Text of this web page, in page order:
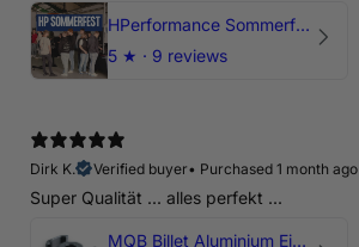
HPerformance Sommerfest 2026
5 ★ · 9 reviews
Dirk K.
Verified buyer• Purchased 1 month ago
Super Qualität ... alles perfekt ...
MQB Billet Aluminium Einsatz Drehmomentstütze - DOGBONE für Audi RS3, TTRS, RSQ3